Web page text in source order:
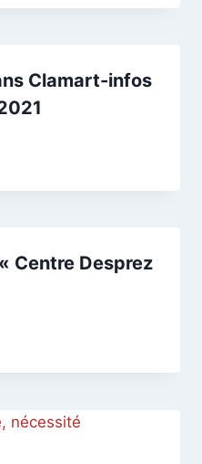
Clamart-infos
Centre Desprez